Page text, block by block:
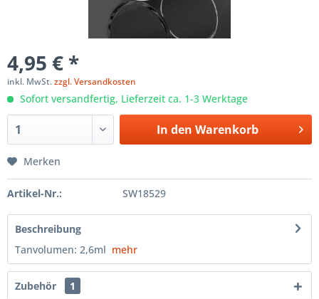
4,95 € *
inkl. MwSt.zzgl. Versandkosten
Sofort versandfertig, Lieferzeit ca. 1-3 Werktage
In den Warenkorb
Merken
Artikel-Nr.: SW18529
Beschreibung
Tanvolumen: 2,6ml mehr
Zubehör 1